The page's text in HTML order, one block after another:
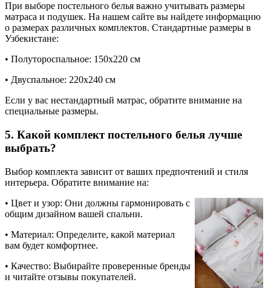
При выборе постельного белья важно учитывать размеры
матраса и подушек. На нашем сайте вы найдете информацию
о размерах различных комплектов. Стандартные размеры в
Узбекистане:
• Полутороспальное: 150x220 см
• Двуспальное: 220x240 см
Если у вас нестандартный матрас, обратите внимание на
специальные размеры.
5. Какой комплект постельного белья лучше
выбрать?
Выбор комплекта зависит от ваших предпочтений и стиля
интерьера. Обратите внимание на:
• Цвет и узор: Они должны гармонировать с
общим дизайном вашей спальни.
• Материал: Определите, какой материал
вам будет комфортнее.
• Качество: Выбирайте проверенные бренды
и читайте отзывы покупателей.